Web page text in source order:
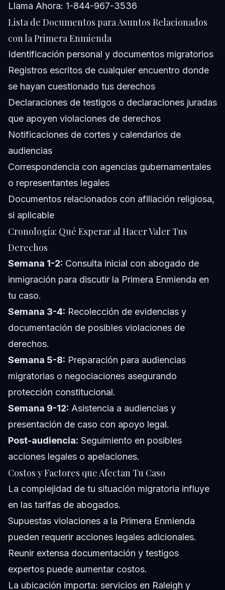
Llama Ahora: 1-844-967-3536
Lista de Documentos para Asuntos Relacionados
con la Primera Enmienda
Identificación personal y documentos migratorios
Registros escritos de cualquier encuentro donde
se hayan cuestionado tus derechos
Declaraciones de testigos o declaraciones juradas
que apoyen violaciones de derechos
Notificaciones de cortes y calendarios de
audiencias
Correspondencia con agencias gubernamentales
o representantes legales
Documentos relacionados con afiliación religiosa,
si aplicable
Cronología: Qué Esperar al Hacer Valer Tus
Derechos
Semana 1-2: Consulta inicial con abogado de
inmigración para discutir la Primera Enmienda en
tu caso.
Semana 3-4: Recolección de evidencias y
documentación de posibles violaciones de
derechos.
Semana 5-8: Preparación para audiencias
migratorias o negociaciones asegurando
protección constitucional.
Semana 9-12: Asistencia a audiencias y
presentación de caso con apoyo legal.
Post-audiencia: Seguimiento en posibles
acciones legales o apelaciones.
Costos y Factores que Afectan Tu Caso
La complejidad de tu situación migratoria influye
en las tarifas de abogados.
Supuestas violaciones a la Primera Enmienda
pueden requerir acciones legales adicionales.
Reunir extensa documentación y testigos
expertos puede aumentar costos.
La ubicación importa: servicios en Raleigh y